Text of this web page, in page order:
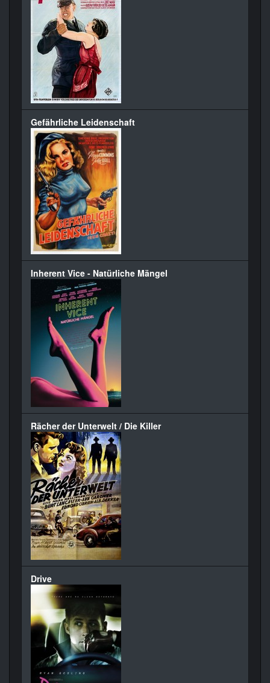
Gefährliche Leidenschaft
Inherent Vice - Natürliche Mängel
Rächer der Unterwelt / Die Killer
Drive